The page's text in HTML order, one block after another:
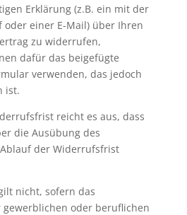
Erklärung (z.B. ein mit der
oder einer E-Mail) über Ihren
zu widerrufen,
dafür das beigefügte
verwenden, das jedoch
ist.
reicht es aus, dass
die Ausübung des
der Widerrufsfrist
nicht, sofern das
gewerblichen oder beruflichen